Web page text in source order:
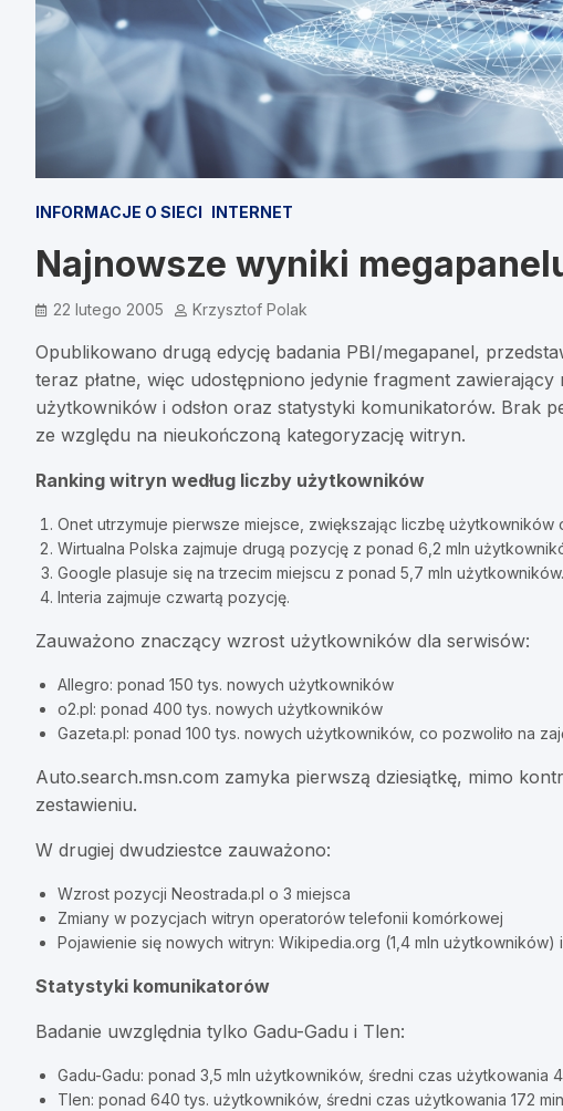
INFORMACJE O SIECI INTERNET
Najnowsze wyniki
22 lutego 2005 Krzysztof Polak
Opublikowano drugą edycję badania PBI/megapanel,
teraz płatne, więc udostępniono jedynie fragment
użytkowników i odsłon oraz statystyki komunikatorów. Brak
ze względu na nieukończoną kategoryzację witryn.
Ranking witryn według liczby użytkowników
Onet utrzymuje pierwsze miejsce, zwiększając liczbę użytkowników
Wirtualna Polska zajmuje drugą pozycję z ponad 6,2 mln
Google plasuje się na trzecim miejscu z ponad 5,7 mln użytkowników.
Interia zajmuje czwartą pozycję.
Zauważono znaczący wzrost użytkowników dla serwisów:
Allegro: ponad 150 tys. nowych użytkowników
o2.pl: ponad 400 tys. nowych użytkowników
Gazeta.pl: ponad 100 tys. nowych użytkowników, co pozwoliło na
Auto.search.msn.com zamyka pierwszą dziesiątkę, mimo
zestawieniu.
W drugiej dwudziestce zauważono:
Wzrost pozycji Neostrada.pl o 3 miejsca
Zmiany w pozycjach witryn operatorów telefonii komórkowej
Pojawienie się nowych witryn: Wikipedia.org (1,4 mln użytkowników)
Statystyki komunikatorów
Badanie uwzględnia tylko Gadu-Gadu i Tlen:
Gadu-Gadu: ponad 3,5 mln użytkowników, średni czas użytkowania
Tlen: ponad 640 tys. użytkowników, średni czas użytkowania 172